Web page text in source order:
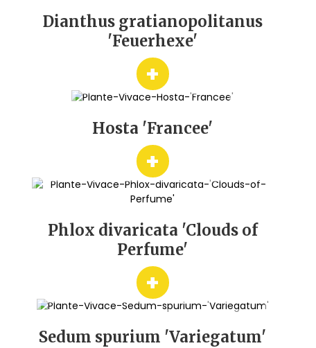
Dianthus gratianopolitanus
'Feuerhexe'
+
Hosta 'Francee'
+
Phlox divaricata 'Clouds of
Perfume'
+
Sedum spurium 'Variegatum'